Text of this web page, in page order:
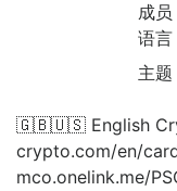
成员
语言
主题
🇬🇧🇺🇸 English
crypto.com/en/
mco.onelink.me/